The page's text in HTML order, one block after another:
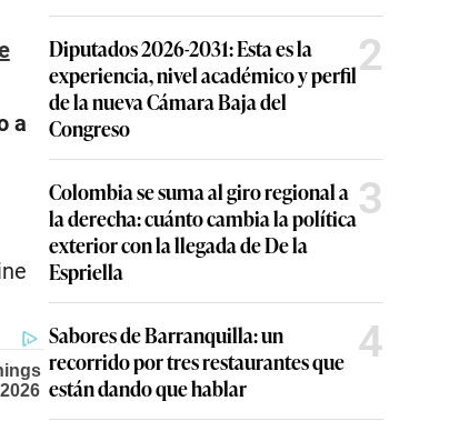
a
Diputados 2026-2031: Esta es la
experiencia, nivel académico y perfil
de la nueva Cámara Baja del
Congreso
2
Colombia se suma al giro regional a
la derecha: cuánto cambia la política
exterior con la llegada de De la
Espriella
3
Sabores de Barranquilla: un
recorrido por tres restaurantes que
están dando que hablar
4